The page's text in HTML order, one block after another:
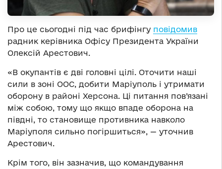
Про це сьогодні під час брифінгу повідомив
радник керівника Офісу Президента України
Олексій Арестович.
«В окупантів є дві головні цілі. Оточити наші
сили в зоні ООС, добити Маріуполь і утримати
оборону в районі Херсона. Ці питання пов’язані
між собою, тому що якщо впаде оборона на
півдні, то становище противника навколо
Маріуполя сильно погіршиться», — уточнив
Арестович.
Крім того, він зазначив, що командування